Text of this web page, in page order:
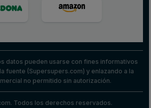
datos pueden usarse con fines informativos
fuente (Supersupers.com) y enlazando a la
no permitido sin autorización.
Todos los derechos reservados.